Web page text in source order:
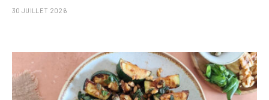
30 JUILLET 2026